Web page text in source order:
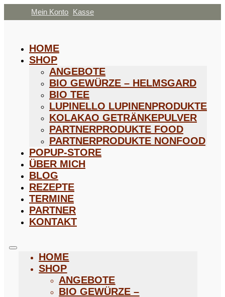
Mein Konto Kasse
HOME
SHOP
ANGEBOTE
BIO GEWÜRZE – HELMSGARD
BIO TEE
LUPINELLO LUPINENPRODUKTE
KOLAKAO GETRÄNKEPULVER
PARTNERPRODUKTE FOOD
PARTNERPRODUKTE NONFOOD
POPUP-STORE
ÜBER MICH
BLOG
REZEPTE
TERMINE
PARTNER
KONTAKT
HOME
SHOP
ANGEBOTE
BIO GEWÜRZE –